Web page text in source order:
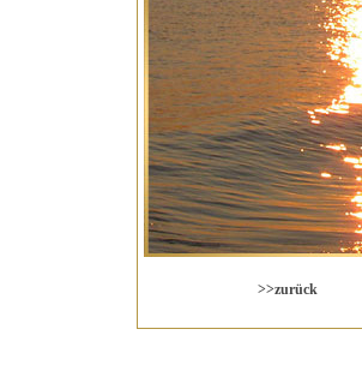
>>zurück